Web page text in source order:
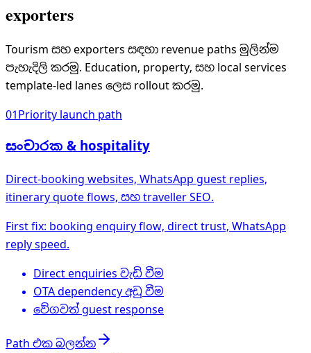
exporters
Tourism සහ exporters සඳහා revenue paths මුලින්ම
පැහැදිලි කරමු. Education, property, සහ local services
template-led lanes ලෙස rollout කරමු.
01 Priority launch path
සංචාරක & hospitality
Direct-booking websites, WhatsApp guest replies,
itinerary quote flows, සහ traveller SEO.
First fix: booking enquiry flow, direct trust, WhatsApp
reply speed.
Direct enquiries වැඩි වීම
OTA dependency අඩු වීම
වේගවත් guest response
Path එක බලන්න